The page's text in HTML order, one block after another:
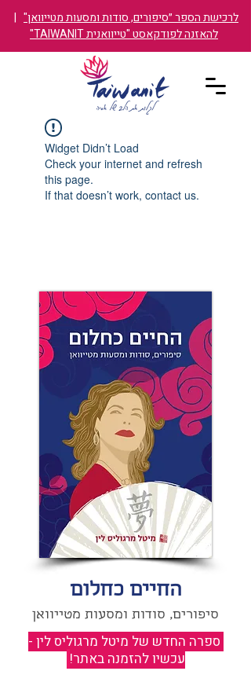
לרכישת הספר ״סיפורים, סודות ומסעות מטייוואן" |
להאזנה לפודקאסט "טייוואנית TAIWANIT"
Widget Didn’t Load
Check your internet and refresh
this page.
If that doesn’t work, contact us.
החיים כחלום
סיפורים, סודות ומסעות מטייוואן
ספרה החדש של מיטל מרגוליס לין -
עכשיו להזמנה באתר!